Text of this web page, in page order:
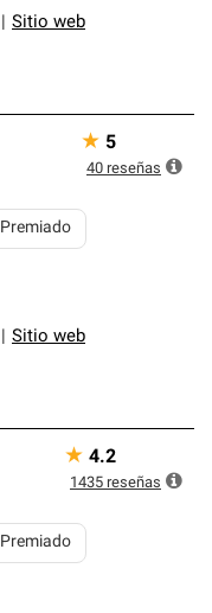
Sitio web
Sitio web
Premiado
★ 5
40 reseñas
Premiado
★ 4.2
1435 reseñas